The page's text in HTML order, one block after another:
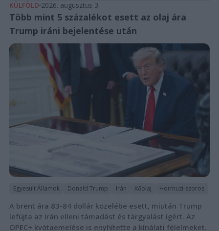
KÜLFÖLD 2026. augusztus 3.
Több mint 5 százalékot esett az olaj ára
Trump iráni bejelentése után
Egyesült Államok Donald Trump Irán Kőolaj Hormuzi-szoros
A brent ára 83-84 dollár közelébe esett, miután Trump
lefújta az Irán elleni támadást és tárgyalást ígért. Az
OPEC+ kvótaemelése is enyhítette a kínálati félelmeket.